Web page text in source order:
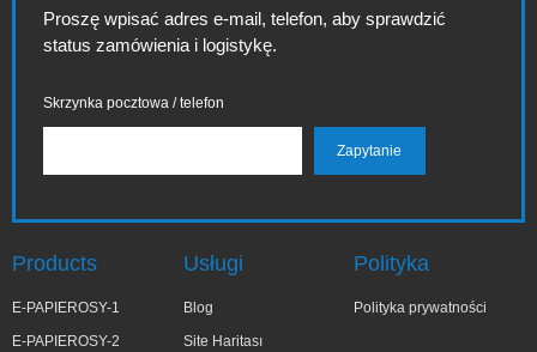
Proszę wpisać adres e-mail, telefon, aby sprawdzić
status zamówienia i logistykę.
Skrzynka pocztowa / telefon
Products
E-PAPIEROSY-1
E-PAPIEROSY-2
Usługi
Blog
Site Haritası
Polityka
Polityka prywatności